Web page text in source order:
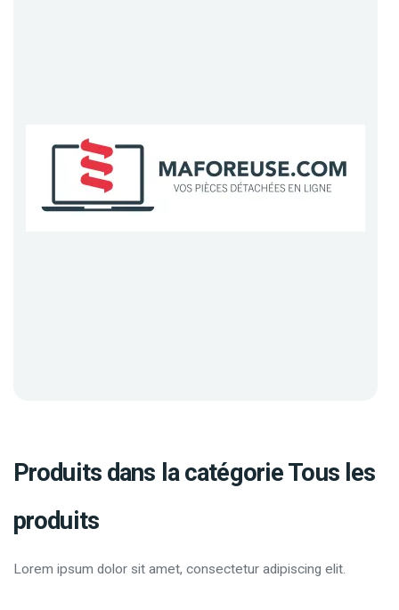
Produits dans la catégorie Tous les
produits
Lorem ipsum dolor sit amet, consectetur adipiscing elit.